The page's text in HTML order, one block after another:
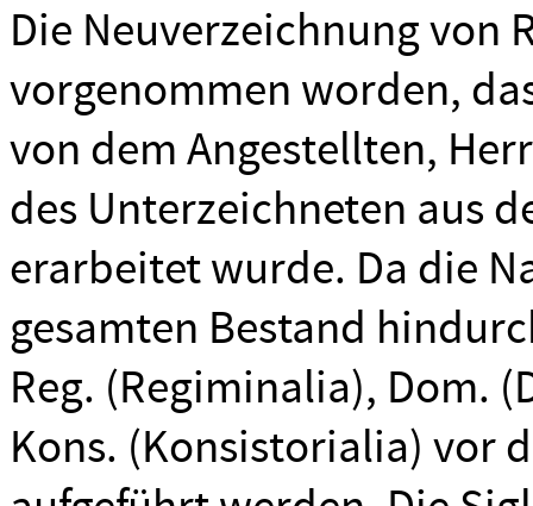
Die Neuverzeichnung von
vorgenommen worden,
von dem Angestellten,
des Unterzeichneten aus
erarbeitet wurde. Da die
gesamten Bestand
Reg. (Regiminalia), Dom.
Kons. (Konsistorialia) vor